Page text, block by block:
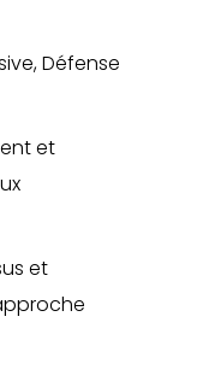
Défense
et
et